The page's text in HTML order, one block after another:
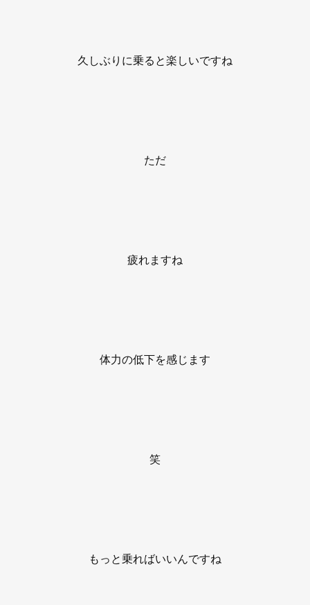
久しぶりに乗ると楽しいですね
ただ
疲れますね
体力の低下を感じます
笑
もっと乗ればいいんですね